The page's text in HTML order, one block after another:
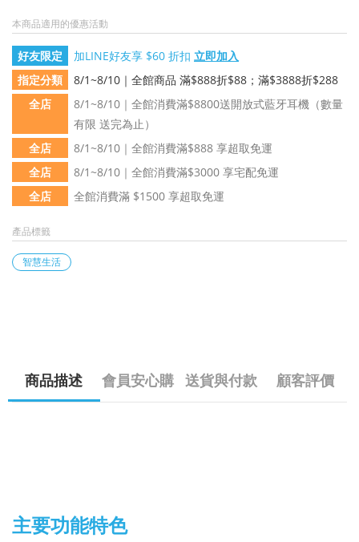
本商品適用的優惠活動
好友限定 加LINE好友享 $60 折扣 立即加入
指定分類
8/1~8/10｜全館商品 滿$888折$88；滿$3888折$288
全店
8/1~8/10｜全館消費滿$8800送開放式藍牙耳機（數量
有限 送完為止）
全店
8/1~8/10｜全館消費滿$888 享超取免運
全店
8/1~8/10｜全館消費滿$3000 享宅配免運
全店
全館消費滿 $1500 享超取免運
產品標籤
智慧生活
商品描述 會員安心購 送貨與付款 顧客評價
主要功能特色